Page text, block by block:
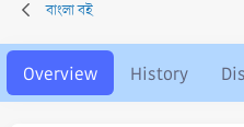
r
বাংলা বই
Overview History